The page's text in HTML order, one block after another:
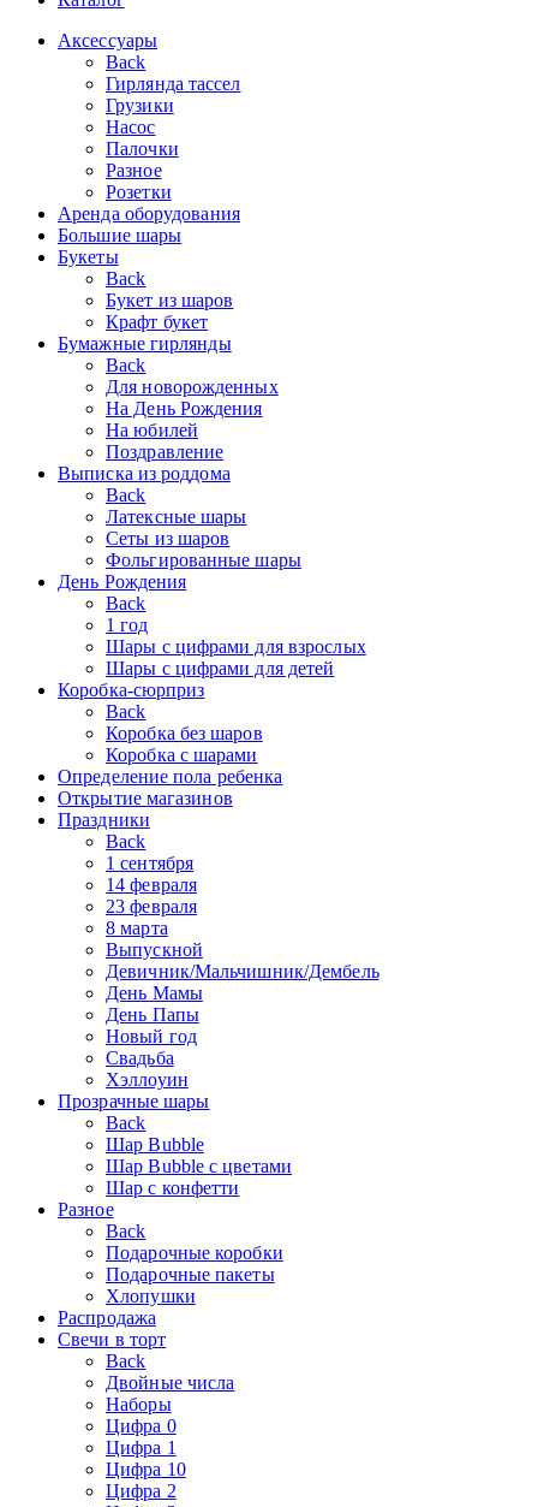
Аксессуары
Back
Гирлянда тассел
Грузики
Насос
Палочки
Разное
Розетки
Аренда оборудования
Большие шары
Букеты
Back
Букет из шаров
Крафт букет
Бумажные гирлянды
Back
Для новорожденных
На День Рождения
На юбилей
Поздравление
Выписка из роддома
Back
Латексные шары
Сеты из шаров
Фольгированные шары
День Рождения
Back
1 год
Шары с цифрами для взрослых
Шары с цифрами для детей
Коробка-сюрприз
Back
Коробка без шаров
Коробка с шарами
Определение пола ребенка
Открытие магазинов
Праздники
Back
1 сентября
14 февраля
23 февраля
8 марта
Выпускной
Девичник/Мальчишник/Дембель
День Мамы
День Папы
Новый год
Свадьба
Хэллоуин
Прозрачные шары
Back
Шар Bubble
Шар Bubble с цветами
Шар с конфетти
Разное
Back
Подарочные коробки
Подарочные пакеты
Хлопушки
Распродажа
Свечи в торт
Back
Двойные числа
Наборы
Цифра 0
Цифра 1
Цифра 10
Цифра 2